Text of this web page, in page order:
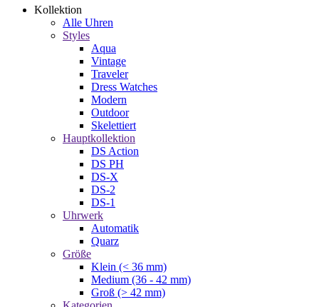
Kollektion
Alle Uhren
Styles
Aqua
Vintage
Traveler
Dress Watches
Modern
Outdoor
Skelettiert
Hauptkollektion
DS Action
DS PH
DS-X
DS-2
DS-1
Uhrwerk
Automatik
Quarz
Größe
Klein (< 36 mm)
Medium (36 - 42 mm)
Groß (> 42 mm)